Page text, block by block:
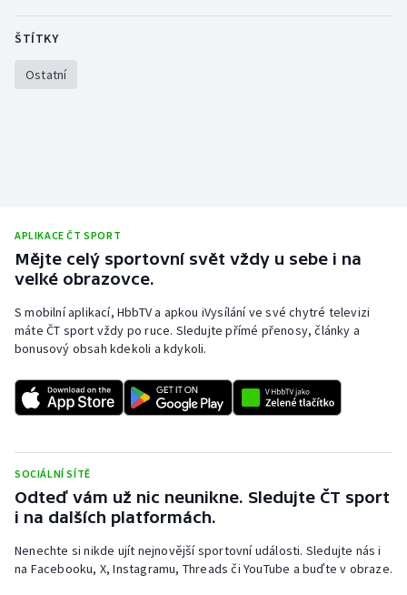
Sportovní střelba
Stolní tenis
Triatlon
Veslování
Volejbal
ŠTÍTKY
Ostatní
APLIKACE ČT SPORT
Mějte celý sportovní svět vždy u sebe i na
velké obrazovce.
S mobilní aplikací, HbbTV a apkou iVysílání ve své chytré televizi
máte ČT sport vždy po ruce. Sledujte přímé přenosy, články a
bonusový obsah kdekoli a kdykoli.
SOCIÁLNÍ SÍTĚ
Odteď vám už nic neunikne. Sledujte ČT sport
i na dalších platformách.
Nenechte si nikde ujít nejnovější sportovní události. Sledujte nás i
na Facebooku, X, Instagramu, Threads či YouTube a buďte v obraze.